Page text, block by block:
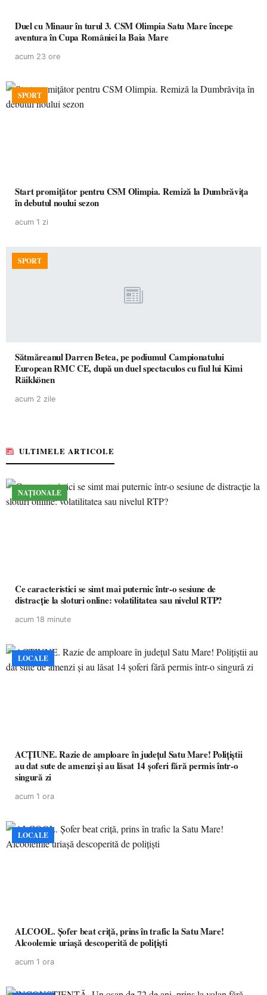
Duel cu Minaur în turul 3. CSM Olimpia Satu Mare începe
aventura în Cupa României la Baia Mare
acum 23 ore
SPORT
Start promițător pentru CSM Olimpia. Remiză la Dumbrăvița
în debutul noului sezon
acum 1 zi
SPORT
Sătmăreanul Darren Betea, pe podiumul Campionatului
European RMC CE, după un duel spectaculos cu fiul lui Kimi
Räikkönen
acum 2 zile
ULTIMELE ARTICOLE
NAȚIONALE
Ce caracteristici se simt mai puternic într-o sesiune de
distracție la sloturi online: volatilitatea sau nivelul RTP?
acum 18 minute
LOCALE
ACȚIUNE. Razie de amploare în județul Satu Mare! Polițiștii
au dat sute de amenzi și au lăsat 14 șoferi fără permis într-o
singură zi
acum 1 ora
LOCALE
ALCOOL. Șofer beat criță, prins în trafic la Satu Mare!
Alcoolemie uriașă descoperită de polițiști
acum 1 ora